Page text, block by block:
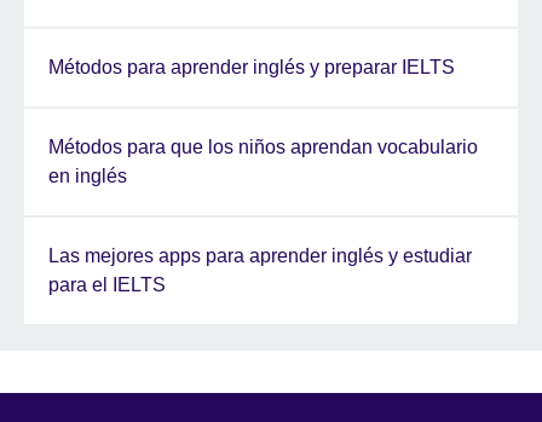
Métodos para aprender inglés y preparar IELTS
Métodos para que los niños aprendan vocabulario
en inglés
Las mejores apps para aprender inglés y estudiar
para el IELTS